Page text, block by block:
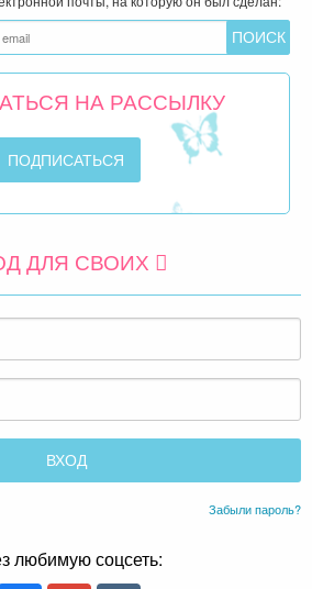
НА РАССЫЛКУ
ДЛЯ СВОИХ
Забыли пароль?
любимую соцсеть: